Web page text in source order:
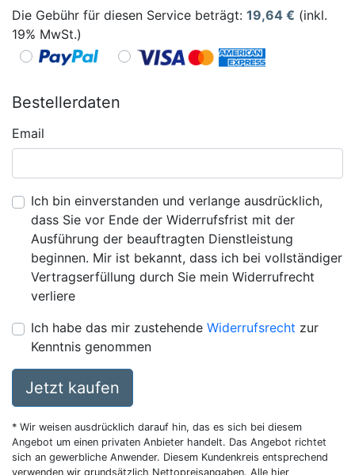
Die Gebühr für diesen Service beträgt: 19,64 € (inkl.
19% MwSt.)
Bestellerdaten
Email
Ich bin einverstanden und verlange ausdrücklich,
dass Sie vor Ende der Widerrufsfrist mit der
Ausführung der beauftragten Dienstleistung
beginnen. Mir ist bekannt, dass ich bei vollständiger
Vertragserfüllung durch Sie mein Widerrufrecht
verliere
Ich habe das mir zustehende Widerrufsrecht zur
Kenntnis genommen
Jetzt kaufen
* Wir weisen ausdrücklich darauf hin, das es sich bei diesem
Angebot um einen privaten Anbieter handelt. Das Angebot richtet
sich an gewerbliche Anwender. Diesem Kundenkreis entsprechend
verwenden wir grundsätzlich Nettopreisangaben. Alle hier